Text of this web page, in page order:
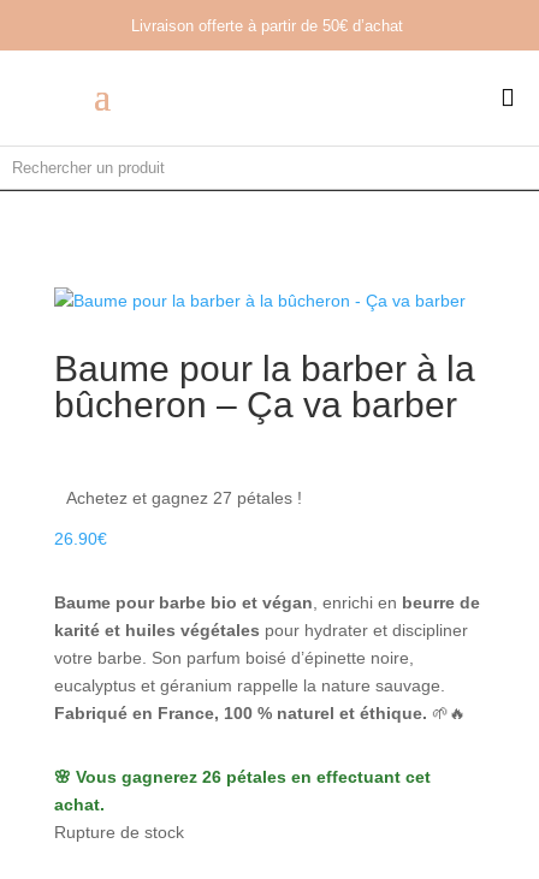
Livraison offerte à partir de 50€ d’achat

Baume pour la barber à la
bûcheron – Ça va barber
Achetez et gagnez 27 pétales !
26.90€
Baume pour barbe bio et végan , enrichi en beurre de
karité et huiles végétales pour hydrater et discipliner
votre barbe. Son parfum boisé d’épinette noire,
eucalyptus et géranium rappelle la nature sauvage.
Fabriqué en France, 100 % naturel et éthique. 🌱🔥
🌸 Vous gagnerez 26 pétales en effectuant cet
achat.
Rupture de stock